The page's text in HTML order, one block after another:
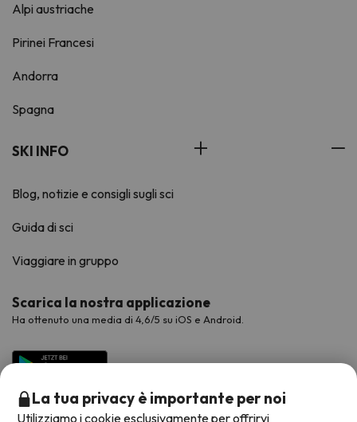
Alpi austriache
Pirinei Francesi
Andorra
Spagna
SKI INFO
Blog, notizie e consigli sugli sci
Guida di sci
Viaggiare in gruppo
Scarica la nostra applicazione
Ha ottenuto una media di 4,6/5 su iOS e Android.
La tua privacy è importante per noi
Utilizziamo i cookie esclusivamente per offrirvi